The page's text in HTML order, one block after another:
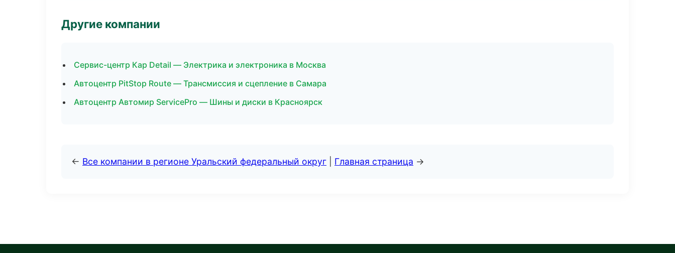
Другие компании
Сервис-центр Кар Detail — Электрика и электроника в Москва
Автоцентр PitStop Route — Трансмиссия и сцепление в Самара
Автоцентр Автомир ServicePro — Шины и диски в Красноярск
← Все компании в регионе Уральский федеральный округ Главная страница →